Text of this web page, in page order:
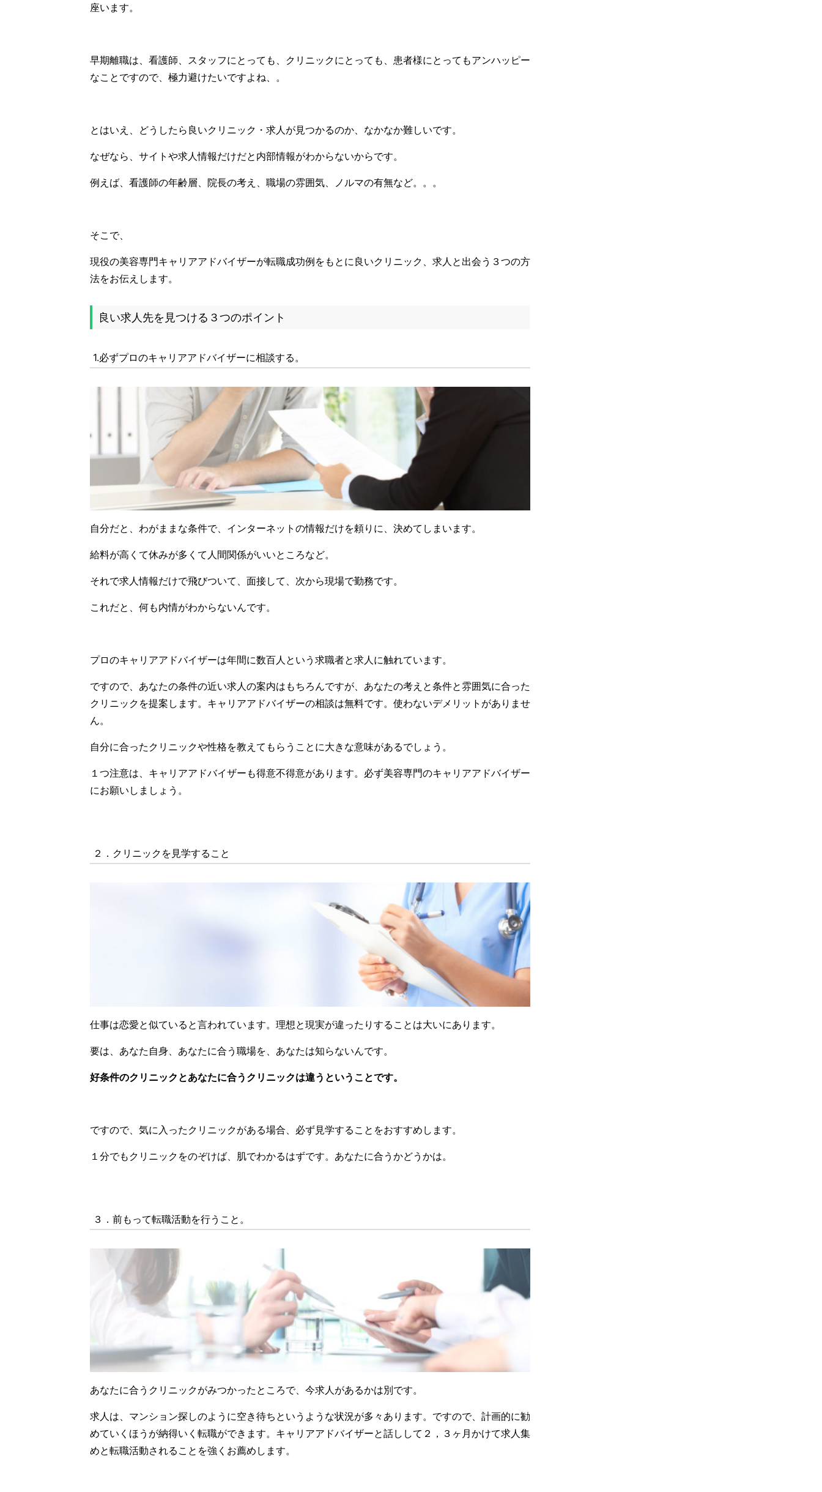
座います。
早期離職は、看護師、スタッフにとっても、クリニックにとっても、患者様にとってもアンハッピー
なことですので、極力避けたいですよね、。
とはいえ、どうしたら良いクリニック・求人が見つかるのか、なかなか難しいです。
なぜなら、サイトや求人情報だけだと内部情報がわからないからです。
例えば、看護師の年齢層、院長の考え、職場の雰囲気、ノルマの有無など。。。
そこで、
現役の美容専門キャリアアドバイザーが転職成功例をもとに良いクリニック、求人と出会う３つの方
法をお伝えします。
良い求人先を見つける３つのポイント
1.必ずプロのキャリアアドバイザーに相談する。
自分だと、わがままな条件で、インターネットの情報だけを頼りに、決めてしまいます。
給料が高くて休みが多くて人間関係がいいところなど。
それで求人情報だけで飛びついて、面接して、次から現場で勤務です。
これだと、何も内情がわからないんです。
プロのキャリアアドバイザーは年間に数百人という求職者と求人に触れています。
ですので、あなたの条件の近い求人の案内はもちろんですが、あなたの考えと条件と雰囲気に合った
クリニックを提案します。キャリアアドバイザーの相談は無料です。使わないデメリットがありませ
ん。
自分に合ったクリニックや性格を教えてもらうことに大きな意味があるでしょう。
１つ注意は、キャリアアドバイザーも得意不得意があります。必ず美容専門のキャリアアドバイザー
にお願いしましょう。
２．クリニックを見学すること
仕事は恋愛と似ていると言われています。理想と現実が違ったりすることは大いにあります。
要は、あなた自身、あなたに合う職場を、あなたは知らないんです。
好条件のクリニックとあなたに合うクリニックは違うということです。
ですので、気に入ったクリニックがある場合、必ず見学することをおすすめします。
１分でもクリニックをのぞけば、肌でわかるはずです。あなたに合うかどうかは。
３．前もって転職活動を行うこと。
あなたに合うクリニックがみつかったところで、今求人があるかは別です。
求人は、マンション探しのように空き待ちというような状況が多々あります。ですので、計画的に勧
めていくほうが納得いく転職ができます。キャリアアドバイザーと話しして２，３ヶ月かけて求人集
めと転職活動されることを強くお薦めします。